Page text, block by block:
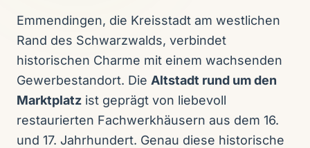
Emmendingen, die Kreisstadt am westlichen
Rand des Schwarzwalds, verbindet
historischen Charme mit einem wachsenden
Gewerbestandort. Die Altstadt rund um den
Marktplatz ist geprägt von liebevoll
restaurierten Fachwerkhäusern aus dem 16.
und 17. Jahrhundert. Genau diese historische